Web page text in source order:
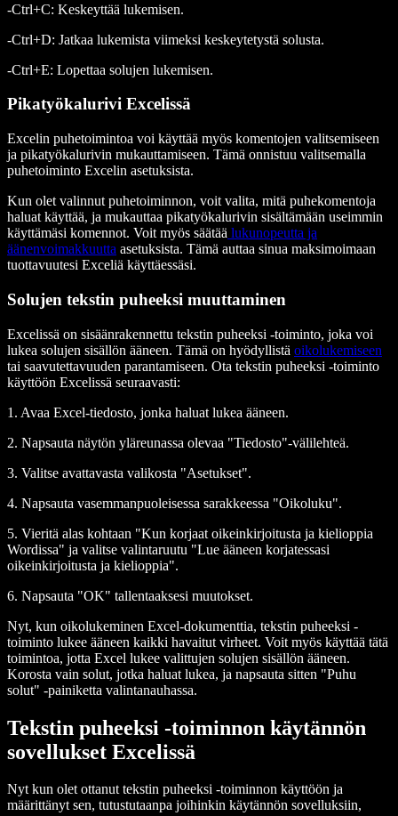
-Ctrl+C: Keskeyttää lukemisen.
-Ctrl+D: Jatkaa lukemista viimeksi keskeytetystä solusta.
-Ctrl+E: Lopettaa solujen lukemisen.
Pikatyökalurivi Excelissä
Excelin puhetoimintoa voi käyttää myös komentojen valitsemiseen
ja pikatyökalurivin mukauttamiseen. Tämä onnistuu valitsemalla
puhetoiminto Excelin asetuksista.
Kun olet valinnut puhetoiminnon, voit valita, mitä puhekomentoja
haluat käyttää, ja mukauttaa pikatyökalurivin sisältämään useimmin
käyttämäsi komennot. Voit myös säätää lukunopeutta ja
äänenvoimakkuutta asetuksista. Tämä auttaa sinua maksimoimaan
tuottavuutesi Exceliä käyttäessäsi.
Solujen tekstin puheeksi muuttaminen
Excelissä on sisäänrakennettu tekstin puheeksi -toiminto, joka voi
lukea solujen sisällön ääneen. Tämä on hyödyllistä oikolukemiseen
tai saavutettavuuden parantamiseen. Ota tekstin puheeksi -toiminto
käyttöön Excelissä seuraavasti:
1. Avaa Excel-tiedosto, jonka haluat lukea ääneen.
2. Napsauta näytön yläreunassa olevaa "Tiedosto"-välilehteä.
3. Valitse avattavasta valikosta "Asetukset".
4. Napsauta vasemmanpuoleisessa sarakkeessa "Oikoluku".
5. Vieritä alas kohtaan "Kun korjaat oikeinkirjoitusta ja kielioppia
Wordissa" ja valitse valintaruutu "Lue ääneen korjatessasi
oikeinkirjoitusta ja kielioppia".
6. Napsauta "OK" tallentaaksesi muutokset.
Nyt, kun oikolukeminen Excel-dokumenttia, tekstin puheeksi -
toiminto lukee ääneen kaikki havaitut virheet. Voit myös käyttää tätä
toimintoa, jotta Excel lukee valittujen solujen sisällön ääneen.
Korosta vain solut, jotka haluat lukea, ja napsauta sitten "Puhu
solut" -painiketta valintanauhassa.
Tekstin puheeksi -toiminnon käytännön
sovellukset Excelissä
Nyt kun olet ottanut tekstin puheeksi -toiminnon käyttöön ja
määrittänyt sen, tutustutaanpa joihinkin käytännön sovelluksiin,